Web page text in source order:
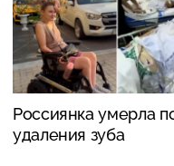
Россиянка умерла
удаления зуба